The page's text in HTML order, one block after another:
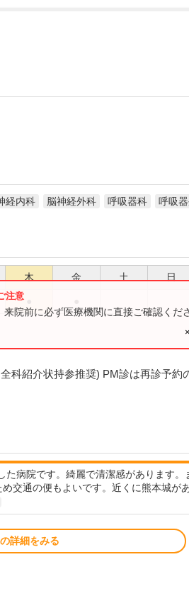
経内科 脳神経外科 呼吸器科 呼吸
木 金 土 日
院前に必ず医療機関に直接ご確認くだ
科紹介状持参推奨) PM診は再診予約
た病院です。綺麗で清潔感があります。
交通の便もよいです。近くに熊本城が
詳細をみる